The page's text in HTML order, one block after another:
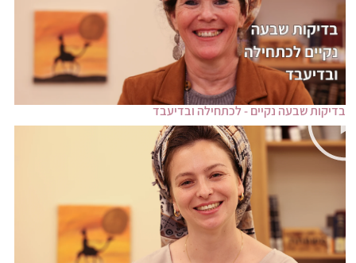
בדיקות שבעה נקיים - לכתחילה ובדיעבד